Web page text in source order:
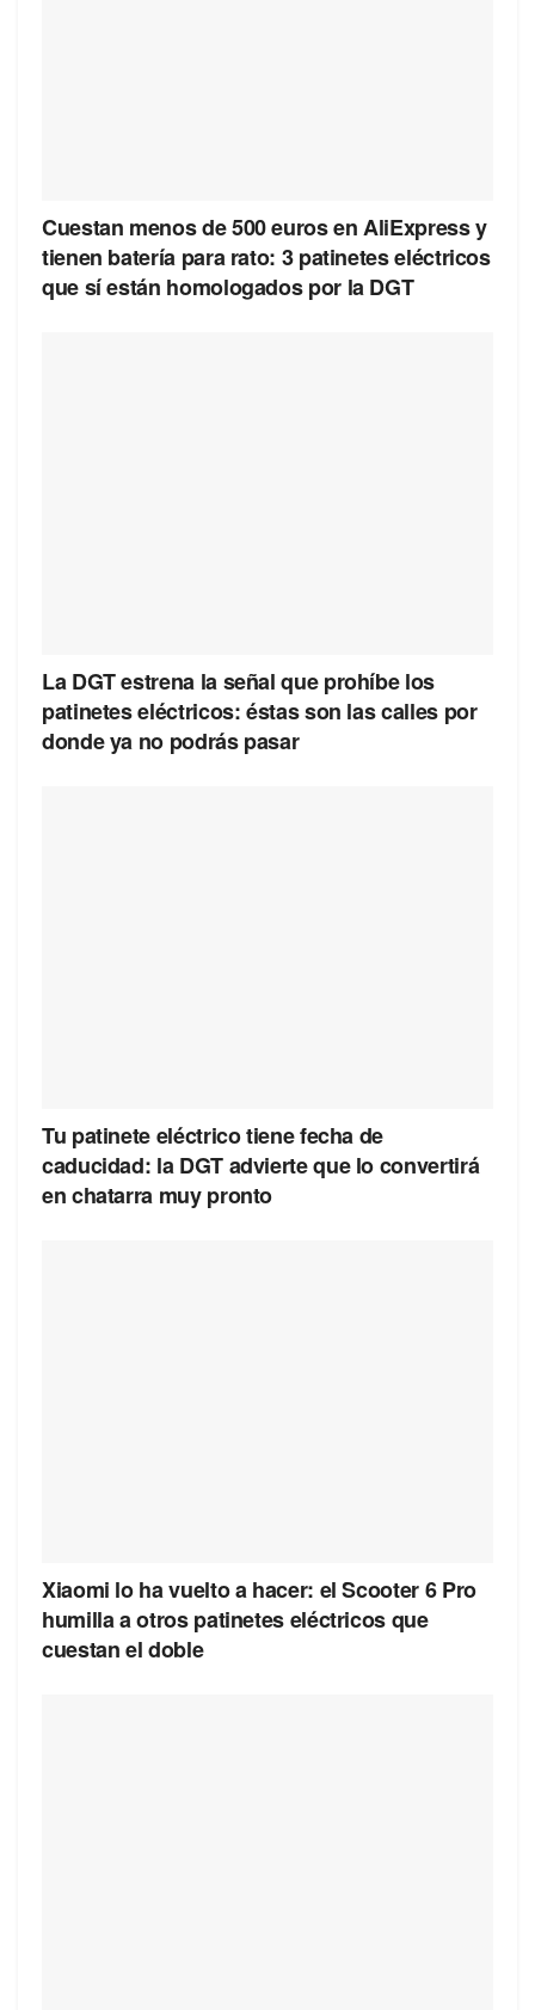
Cuestan menos de 500 euros en AliExpress y
tienen batería para rato: 3 patinetes eléctricos
que sí están homologados por la DGT
La DGT estrena la señal que prohíbe los
patinetes eléctricos: éstas son las calles por
donde ya no podrás pasar
Tu patinete eléctrico tiene fecha de
caducidad: la DGT advierte que lo convertirá
en chatarra muy pronto
Xiaomi lo ha vuelto a hacer: el Scooter 6 Pro
humilla a otros patinetes eléctricos que
cuestan el doble